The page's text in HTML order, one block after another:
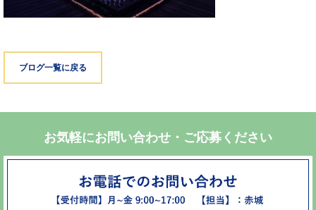
ブログ一覧に戻る
お気軽にお問い合わせ・ご応募ください